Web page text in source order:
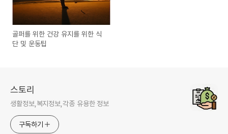
골퍼를 위한 건강 유지를 위한 식
단 및 운동팁
스토리
생활정보,복지정보,각종 유용한 정보
구독하기